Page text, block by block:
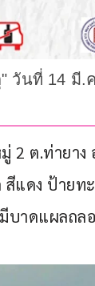
วันที่ 14
2 ต.ท่ายาง
แดง ป้ายท
บาดแผลถล